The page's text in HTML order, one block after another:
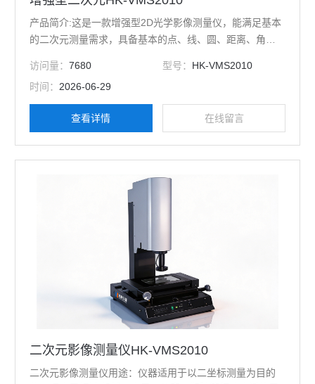
产品简介:这是一款增强型2D光学影像测量仪，能满足基本
的二次元测量需求，具备基本的点、线、圆、距离、角度
访问量：7680 型号： HK-VMS2010
时间： 2026-06-29
查看详情 在线留言
二次元影像测量仪HK-VMS2010
二次元影像测量仪用途：仪器适用于以二坐标测量为目的